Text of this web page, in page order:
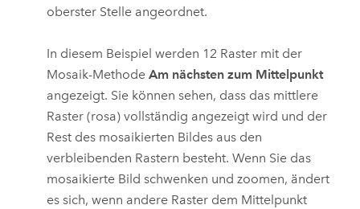
oberster Stelle angeordnet.
In diesem Beispiel werden 12 Raster mit der
Mosaik-MethodeAm nächsten zum Mittelpunkt
angezeigt. Sie können sehen, dass das mittlere
Raster (rosa) vollständig angezeigt wird und der
Rest des mosaikierten Bildes aus den
verbleibenden Rastern besteht. Wenn Sie das
mosaikierte Bild schwenken und zoomen, ändert
es sich, wenn andere Raster dem Mittelpunkt